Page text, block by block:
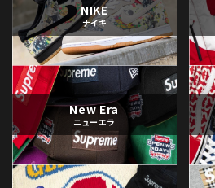
NIKE
ナイキ
New Era
ニューエラ